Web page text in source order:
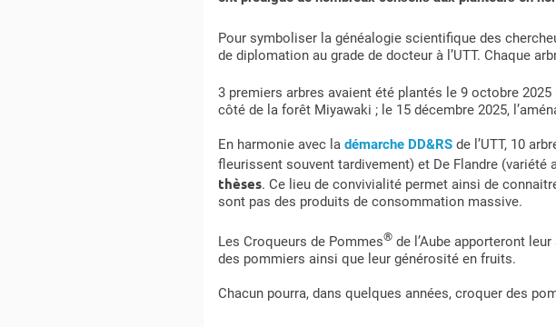
Pour symboliser la généalogie scientifique des
de diplomation au grade de docteur à l’UTT. Chaque
3 premiers arbres avaient été plantés le 9 octobre 2025
côté de la forêt Miyawaki ; le 15 décembre 2025,
En harmonie avec la démarche DD&RS de l’UTT, 10
fleurissent souvent tardivement) et De Flandre (variété
thèses. Ce lieu de convivialité permet ainsi de
sont pas des produits de consommation massive.
Les Croqueurs de Pommes® de l’Aube apporteront
des pommiers ainsi que leur générosité en fruits.
Chacun pourra, dans quelques années, croquer des